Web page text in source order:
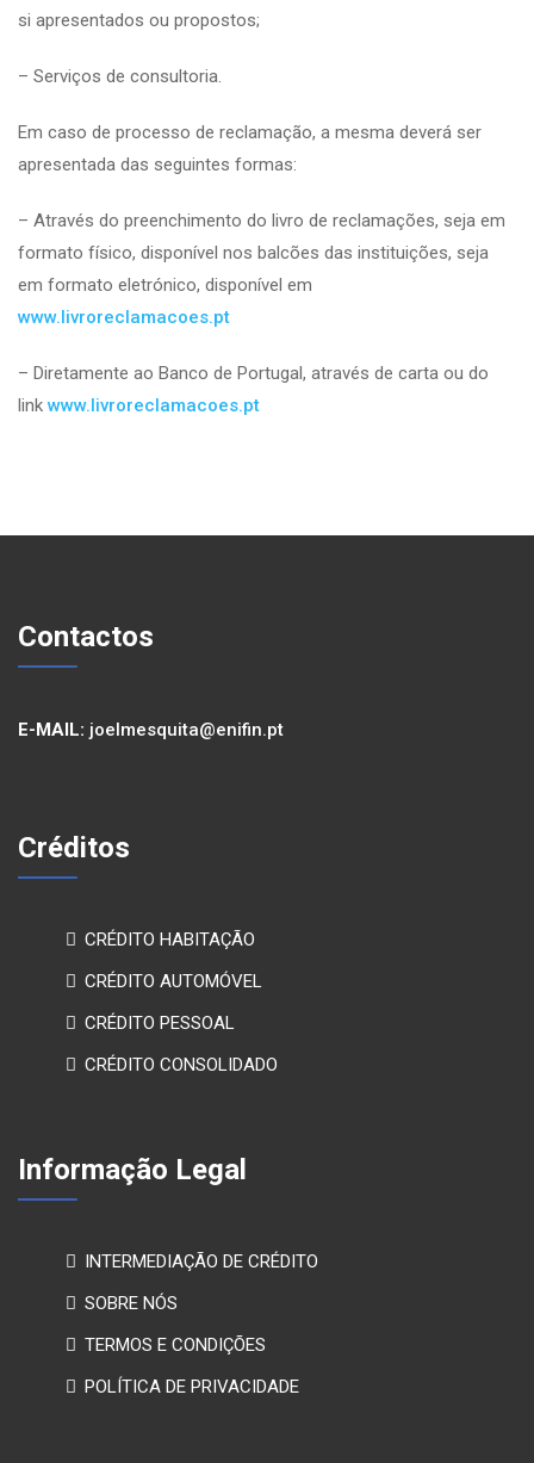
si apresentados ou propostos;
– Serviços de consultoria.
Em caso de processo de reclamação, a mesma deverá ser
apresentada das seguintes formas:
– Através do preenchimento do livro de reclamações, seja em
formato físico, disponível nos balcões das instituições, seja
em formato eletrónico, disponível em
www.livroreclamacoes.pt
– Diretamente ao Banco de Portugal, através de carta ou do
link www.livroreclamacoes.pt
Contactos
E-MAIL: joelmesquita@enifin.pt
Créditos
CRÉDITO HABITAÇÃO
CRÉDITO AUTOMÓVEL
CRÉDITO PESSOAL
CRÉDITO CONSOLIDADO
Informação Legal
INTERMEDIAÇÃO DE CRÉDITO
SOBRE NÓS
TERMOS E CONDIÇÕES
POLÍTICA DE PRIVACIDADE